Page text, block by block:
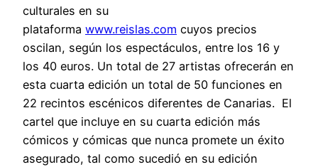
culturales en su
plataforma www.reislas.com cuyos precios
oscilan, según los espectáculos, entre los 16 y
los 40 euros. Un total de 27 artistas ofrecerán en
esta cuarta edición un total de 50 funciones en
22 recintos escénicos diferentes de Canarias. El
cartel que incluye en su cuarta edición más
cómicos y cómicas que nunca promete un éxito
asegurado, tal como sucedió en su edición